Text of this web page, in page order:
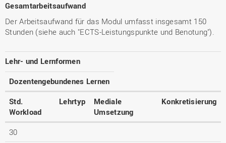
Gesamtarbeitsaufwand
Der Arbeitsaufwand für das Modul umfasst insgesamt 150
Stunden (siehe auch "ECTS-Leistungspunkte und Benotung").
Lehr- und Lernformen
Dozentengebundenes Lernen
Std.
Workload
Lehrtyp
Mediale
Umsetzung
Konkretisierung
30